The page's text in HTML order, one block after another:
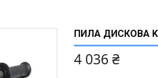
ПИЛА ДИСКОВА
4 036 ₴